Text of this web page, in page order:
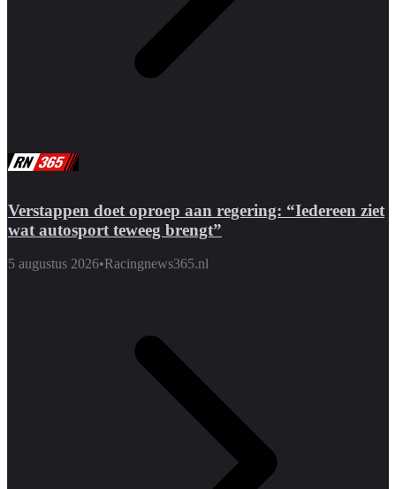
Verstappen doet oproep aan regering: “Iedereen ziet
wat autosport teweeg brengt”
5 augustus 2026•Racingnews365.nl